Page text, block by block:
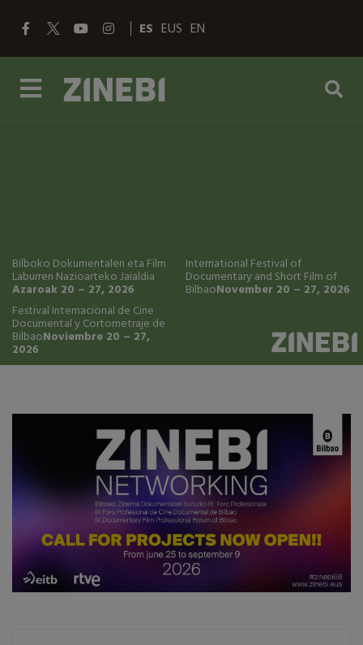
ES EUS EN
Bilboko Dokumentalen eta Film
Laburren Nazioarteko Jaialdia
Azaroak 20 – 27, 2026
International Festival of
Documentary and Short Film of
BilbaoNovember 20 – 27, 2026
Festival Internacional de Cine
Documental y Cortometraje de
BilbaoNoviembre 20 – 27,
2026